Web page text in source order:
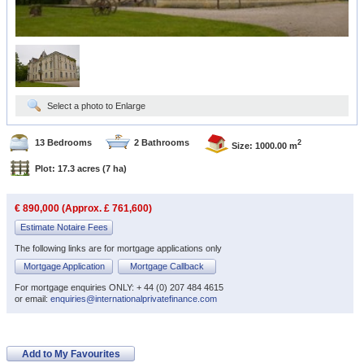
Select a photo to Enlarge
13 Bedrooms 2 Bathrooms Size: 1000.00 m2
Plot: 17.3 acres (7 ha)
€ 890,000 (Approx. £ 761,600)
Estimate Notaire Fees
The following links are for mortgage applications only
Mortgage Application
Mortgage Callback
For mortgage enquiries ONLY: + 44 (0) 207 484 4615
or email: enquiries@internationalprivatefinance.com
Add to My Favourites